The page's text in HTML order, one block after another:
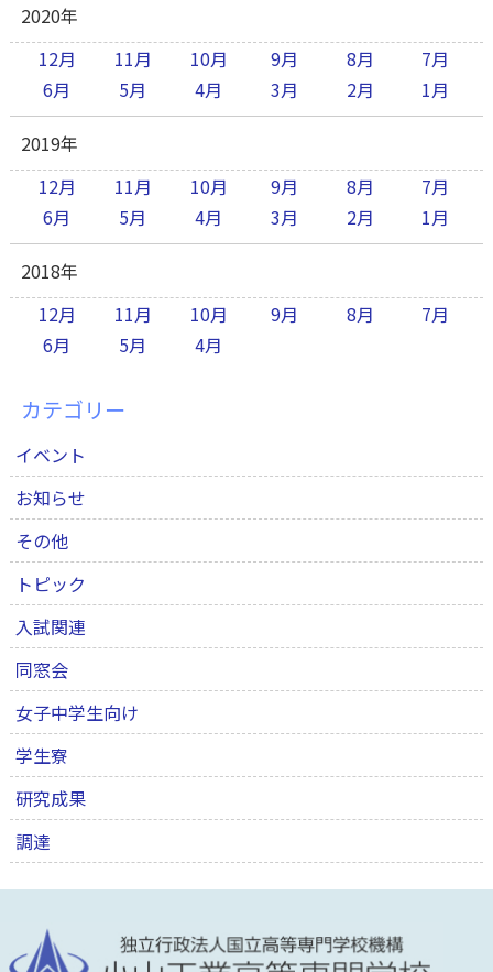
2020年
12月
11月 10月 9月 8月
7月
6月
5月 4月 3月 2月 1月
2019年
12月
11月 10月 9月 8月
7月
6月
5月 4月 3月 2月 1月
2018年
12月
11月 10月 9月 8月
7月
6月
5月 4月
カテゴリー
イベント
お知らせ
その他
トピック
入試関連
同窓会
女子中学生向け
学生寮
研究成果
調達